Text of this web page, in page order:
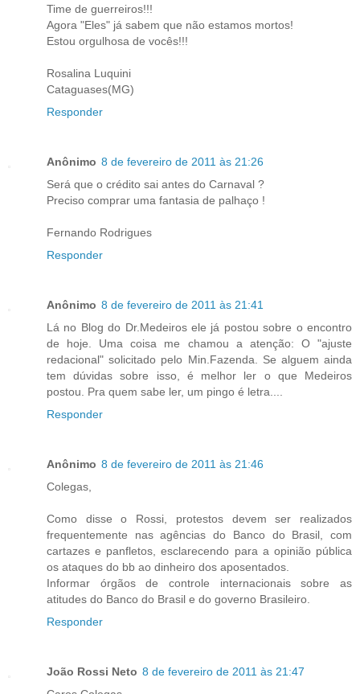
Time de guerreiros!!!
Agora "Eles" já sabem que não estamos mortos!
Estou orgulhosa de vocês!!!
Rosalina Luquini
Cataguases(MG)
Responder
Anônimo 8 de fevereiro de 2011 às 21:26
Será que o crédito sai antes do Carnaval ?
Preciso comprar uma fantasia de palhaço !
Fernando Rodrigues
Responder
Anônimo 8 de fevereiro de 2011 às 21:41
Lá no Blog do Dr.Medeiros ele já postou sobre o encontro
de hoje. Uma coisa me chamou a atenção: O "ajuste
redacional" solicitado pelo Min.Fazenda. Se alguem ainda
tem dúvidas sobre isso, é melhor ler o que Medeiros
postou. Pra quem sabe ler, um pingo é letra....
Responder
Anônimo 8 de fevereiro de 2011 às 21:46
Colegas,
Como disse o Rossi, protestos devem ser realizados
frequentemente nas agências do Banco do Brasil, com
cartazes e panfletos, esclarecendo para a opinião pública
os ataques do bb ao dinheiro dos aposentados.
Informar órgãos de controle internacionais sobre as
atitudes do Banco do Brasil e do governo Brasileiro.
Responder
João Rossi Neto 8 de fevereiro de 2011 às 21:47